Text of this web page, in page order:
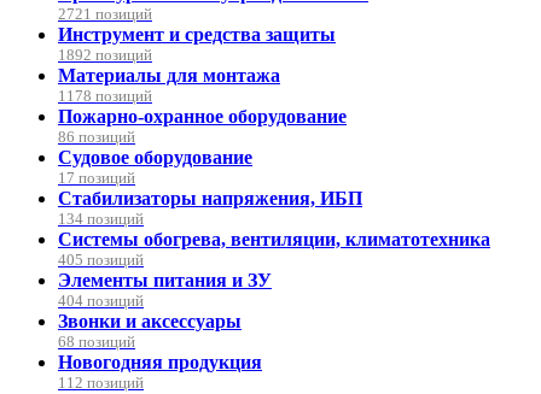
2721 позиций
Инструмент и средства защиты
1892 позиций
Материалы для монтажа
1178 позиций
Пожарно-охранное оборудование
86 позиций
Судовое оборудование
17 позиций
Стабилизаторы напряжения, ИБП
134 позиций
Системы обогрева, вентиляции, климатотехника
405 позиций
Элементы питания и ЗУ
404 позиций
Звонки и аксессуары
68 позиций
Новогодняя продукция
112 позиций